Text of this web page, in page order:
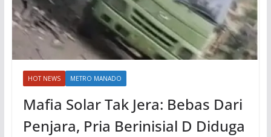
HOT NEWS METRO MANADO
Mafia Solar Tak Jera: Bebas Dari
Penjara, Pria Berinisial D Diduga